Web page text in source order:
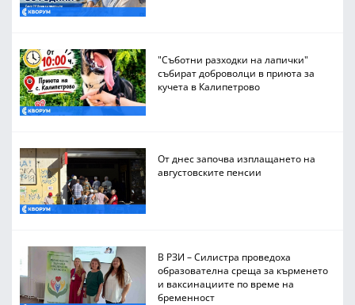
"Съботни разходки на лапички"
събират доброволци в приюта за
кучета в Калипетрово
От днес започва изплащането на
августовските пенсии
В РЗИ – Силистра проведоха
образователна среща за кърменето
и ваксинациите по време на
бременност